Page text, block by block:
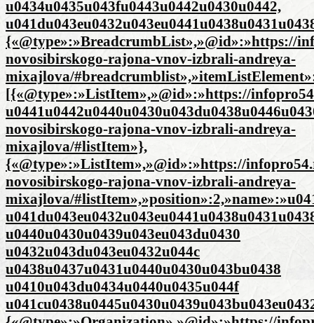
u0434u0435u043fu0443u0442u0430u0442,
{«@type»:»BreadcrumbList»,»@id»:»https://
novosibirskogo-rajona-vnov-izbrali-andreya-
mixajlova/
[{«@type»:»ListItem»,»@id»:»https://
novosibirskogo-rajona-vnov-izbrali-andreya-
mixajlova/#listItem»},
{«@type»:»ListItem»,»@id»:»https://
novosibirskogo-rajona-vnov-izbrali-andreya-
mixajlova/
u0440u0430u0439u043eu043du0430
u0432u043du043eu0432u044c
u0438u0437u0431u0440u0430u043bu0438
u0410u043du0434u0440u0435u044f